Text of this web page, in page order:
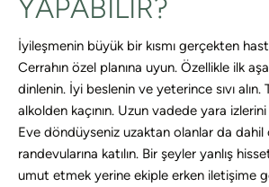
YAPABILIR?
İyileşmenin büyük bir kısmı gerçekten
Cerrahın özel planına uyun. Özellikle ilk
dinlenin. İyi beslenin ve yeterince sıvı alın.
alkolden kaçının. Uzun vadede yara
Eve döndüyseniz uzaktan olanlar da
randevularına katılın. Bir şeyler yanlış
umut etmek yerine ekiple erken iletişime